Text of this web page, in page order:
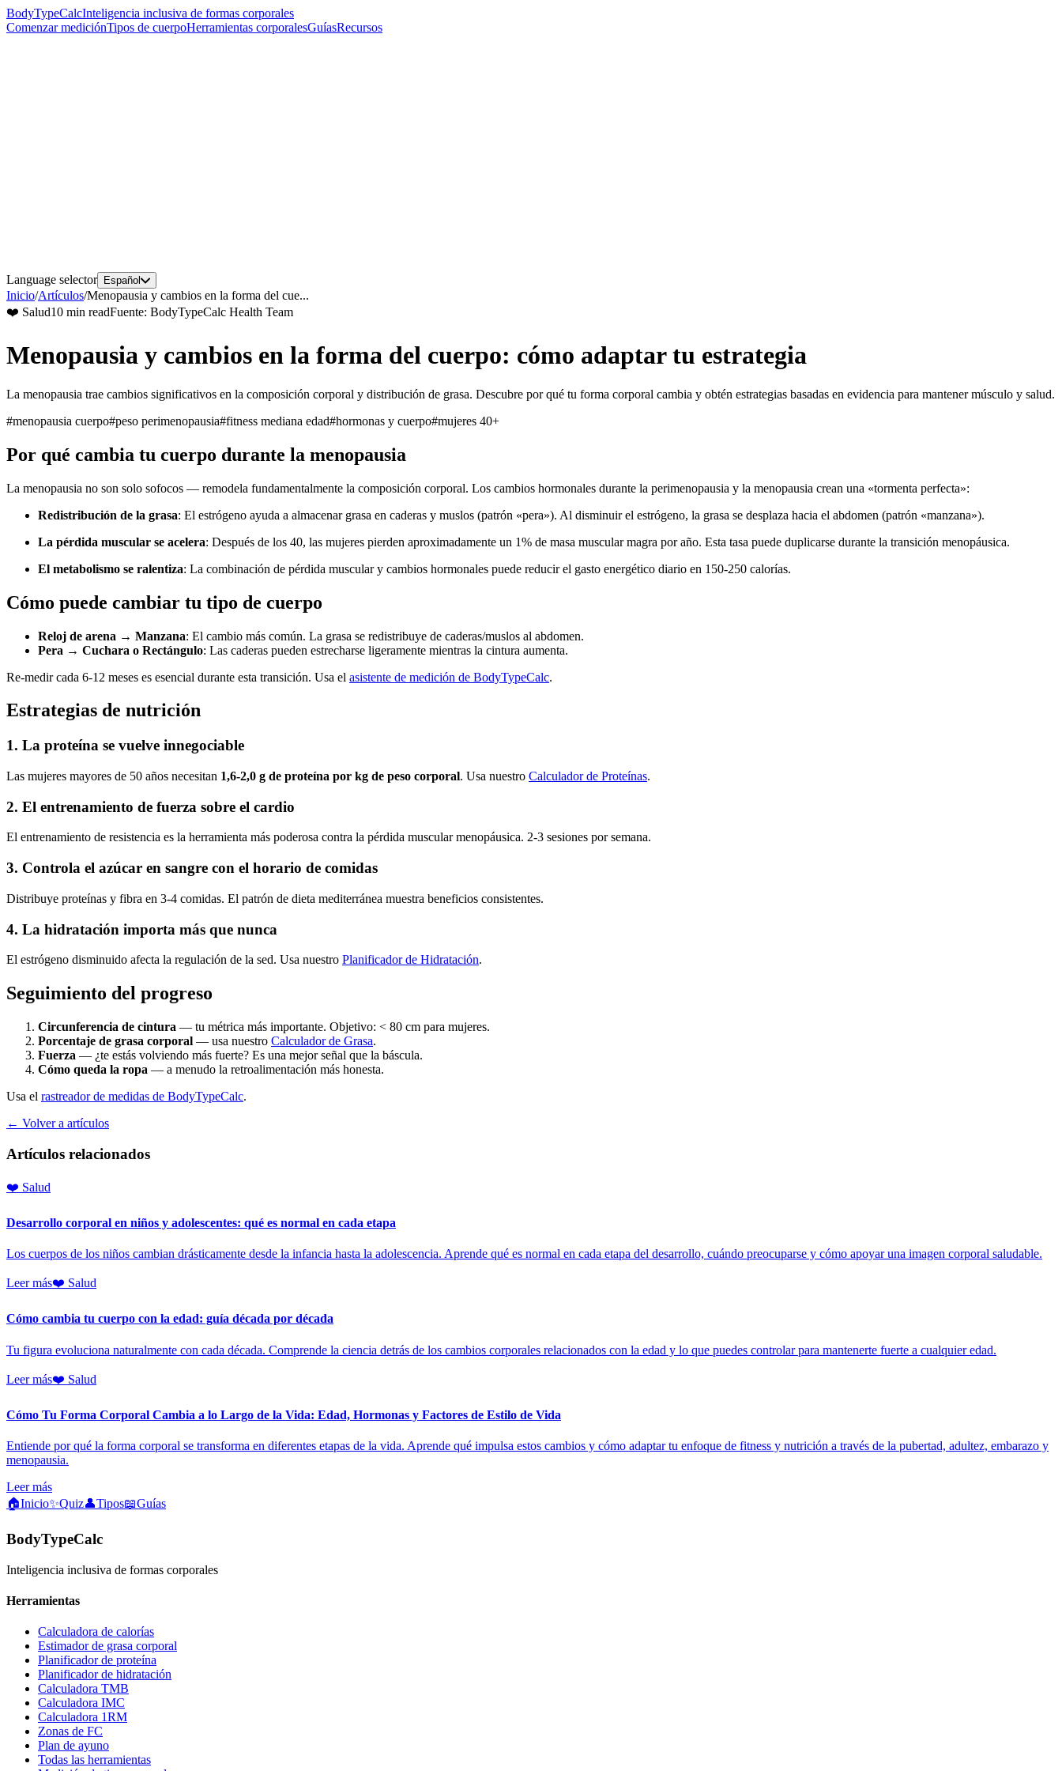
BodyTypeCalcInteligencia inclusiva de formas corporales
Comenzar mediciónTipos de cuerpoHerramientas corporalesGuíasRecursos
Language selector Español
Inicio/Artículos/Menopausia y cambios en la forma del cue...
❤️ Salud10 min readFuente: BodyTypeCalc Health Team
Menopausia y cambios en la forma del cuerpo: cómo adaptar tu estrategia
La menopausia trae cambios significativos en la composición corporal y distribución de grasa. Descubre por qué tu forma corporal cambia y obtén estrategias basadas en evidencia para mantener músculo y salud.
#menopausia cuerpo#peso perimenopausia#fitness mediana edad#hormonas y cuerpo#mujeres 40+
Por qué cambia tu cuerpo durante la menopausia
La menopausia no son solo sofocos — remodela fundamentalmente la composición corporal. Los cambios hormonales durante la perimenopausia y la menopausia crean una «tormenta perfecta»:
Redistribución de la grasa: El estrógeno ayuda a almacenar grasa en caderas y muslos (patrón «pera»). Al disminuir el estrógeno, la grasa se desplaza hacia el abdomen (patrón «manzana»).
La pérdida muscular se acelera: Después de los 40, las mujeres pierden aproximadamente un 1% de masa muscular magra por año. Esta tasa puede duplicarse durante la transición menopáusica.
El metabolismo se ralentiza: La combinación de pérdida muscular y cambios hormonales puede reducir el gasto energético diario en 150-250 calorías.
Cómo puede cambiar tu tipo de cuerpo
Reloj de arena → Manzana: El cambio más común. La grasa se redistribuye de caderas/muslos al abdomen.
Pera → Cuchara o Rectángulo: Las caderas pueden estrecharse ligeramente mientras la cintura aumenta.
Re-medir cada 6-12 meses es esencial durante esta transición. Usa el asistente de medición de BodyTypeCalc.
Estrategias de nutrición
1. La proteína se vuelve innegociable
Las mujeres mayores de 50 años necesitan 1,6-2,0 g de proteína por kg de peso corporal. Usa nuestro Calculador de Proteínas.
2. El entrenamiento de fuerza sobre el cardio
El entrenamiento de resistencia es la herramienta más poderosa contra la pérdida muscular menopáusica. 2-3 sesiones por semana.
3. Controla el azúcar en sangre con el horario de comidas
Distribuye proteínas y fibra en 3-4 comidas. El patrón de dieta mediterránea muestra beneficios consistentes.
4. La hidratación importa más que nunca
El estrógeno disminuido afecta la regulación de la sed. Usa nuestro Planificador de Hidratación.
Seguimiento del progreso
Circunferencia de cintura — tu métrica más importante. Objetivo: < 80 cm para mujeres.
Porcentaje de grasa corporal — usa nuestro Calculador de Grasa.
Fuerza — ¿te estás volviendo más fuerte? Es una mejor señal que la báscula.
Cómo queda la ropa — a menudo la retroalimentación más honesta.
Usa el rastreador de medidas de BodyTypeCalc.
← Volver a artículos
Artículos relacionados
❤️ Salud
Desarrollo corporal en niños y adolescentes: qué es normal en cada etapa
Los cuerpos de los niños cambian drásticamente desde la infancia hasta la adolescencia. Aprende qué es normal en cada etapa del desarrollo, cuándo preocuparse y cómo apoyar una imagen corporal saludable.
Leer más❤️ Salud
Cómo cambia tu cuerpo con la edad: guía década por década
Tu figura evoluciona naturalmente con cada década. Comprende la ciencia detrás de los cambios corporales relacionados con la edad y lo que puedes controlar para mantenerte fuerte a cualquier edad.
Leer más❤️ Salud
Cómo Tu Forma Corporal Cambia a lo Largo de la Vida: Edad, Hormonas y Factores de Estilo de Vida
Entiende por qué la forma corporal se transforma en diferentes etapas de la vida. Aprende qué impulsa estos cambios y cómo adaptar tu enfoque de fitness y nutrición a través de la pubertad, adultez, embarazo y
menopausia.
Leer más
🏠Inicio✨Quiz👤Tipos📖Guías
BodyTypeCalc
Inteligencia inclusiva de formas corporales
Herramientas
Calculadora de calorías
Estimador de grasa corporal
Planificador de proteína
Planificador de hidratación
Calculadora TMB
Calculadora IMC
Calculadora 1RM
Zonas de FC
Plan de ayuno
Todas las herramientas